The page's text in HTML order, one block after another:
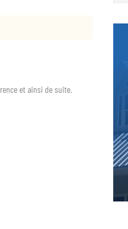
et ainsi de suite.